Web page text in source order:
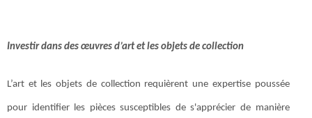
Investir dans des œuvres d’art et les objets de collection
L’art et les objets de collection requièrent une expertise poussée
pour identifier les pièces susceptibles de s'apprécier de manière